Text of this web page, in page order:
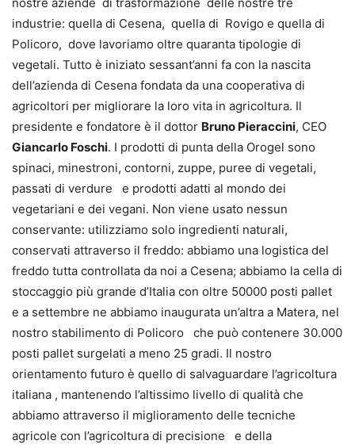
nostre aziende di trasformazione delle nostre tre
industrie: quella di Cesena, quella di Rovigo e quella di
Policoro, dove lavoriamo oltre quaranta tipologie di
vegetali. Tutto è iniziato sessant’anni fa con la nascita
dell’azienda di Cesena fondata da una cooperativa di
agricoltori per migliorare la loro vita in agricoltura. Il
presidente e fondatore è il dottor Bruno Pieraccini, CEO
Giancarlo Foschi. I prodotti di punta della Orogel sono
spinaci, minestroni, contorni, zuppe, puree di vegetali,
passati di verdure e prodotti adatti al mondo dei
vegetariani e dei vegani. Non viene usato nessun
conservante: utilizziamo solo ingredienti naturali,
conservati attraverso il freddo: abbiamo una logistica del
freddo tutta controllata da noi a Cesena; abbiamo la cella di
stoccaggio più grande d’Italia con oltre 50000 posti pallet
e a settembre ne abbiamo inaugurata un’altra a Matera, nel
nostro stabilimento di Policoro che può contenere 30.000
posti pallet surgelati a meno 25 gradi. Il nostro
orientamento futuro è quello di salvaguardare l’agricoltura
italiana , mantenendo l’altissimo livello di qualità che
abbiamo attraverso il miglioramento delle tecniche
agricole con l’agricoltura di precisione e della